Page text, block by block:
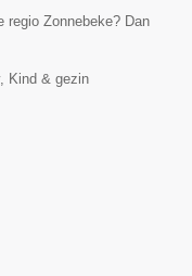
regio Zonnebeke? Dan
Kind & gezin